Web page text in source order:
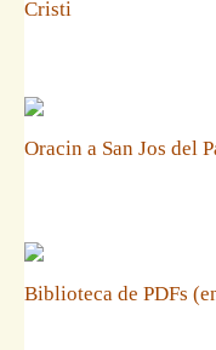
Cristi
Oracin a San Jos del
Biblioteca de PDFs